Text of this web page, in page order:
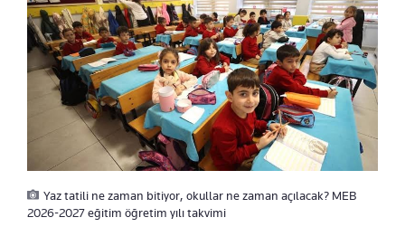
Yaz tatili ne zaman bitiyor, okullar ne zaman açılacak? MEB
2026-2027 eğitim öğretim yılı takvimi